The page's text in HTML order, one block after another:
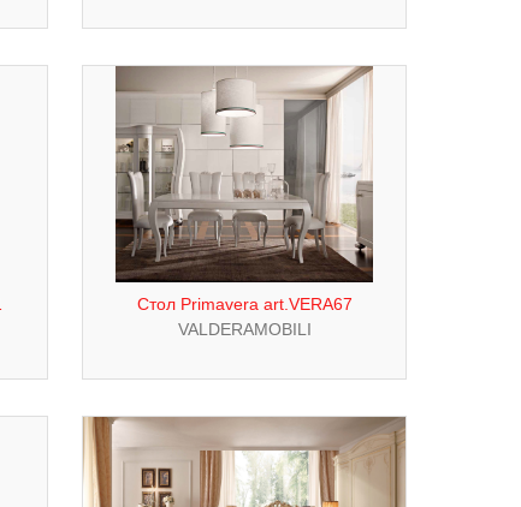
Стол Primavera art.VERA67
VALDERAMOBILI